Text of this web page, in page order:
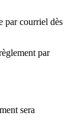
par courriel dès
par
sera